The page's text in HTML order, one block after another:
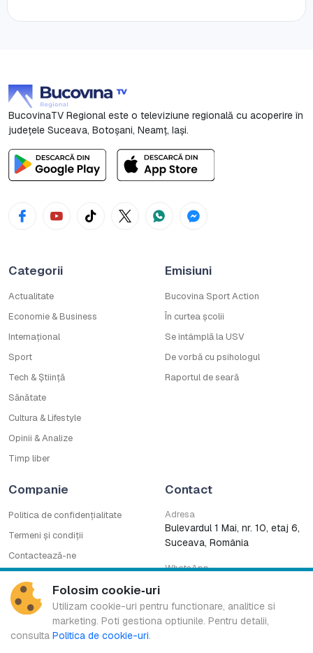
BucovinaTV Regional este o televiziune regională cu acoperire în
județele Suceava, Botoşani, Neamț, Iași.
Categorii
Actualitate
Economie & Business
Internațional
Sport
Tech & Știință
Sănătate
Cultura & Lifestyle
Opinii & Analize
Timp liber
Emisiuni
Bucovina Sport Action
În curtea școlii
Se întâmplă la USV
De vorbă cu psihologul
Raportul de seară
Companie
Politica de confidențialitate
Termeni și condiții
Contactează-ne
CNA
Contact
Adresa
Bulevardul 1 Mai, nr. 10, etaj 6,
Suceava, România
WhatsApp
Folosim cookie‑uri
Utilizam cookie-uri pentru functionare, analitice si
marketing. Poti gestiona optiunile. Pentru detalii,
consulta Politica de cookie-uri.